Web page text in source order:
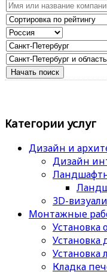
Категории услуг
Дизайн и
Дизайн
3D-
Монтажные
Установка
Установка
Установка
Кладка